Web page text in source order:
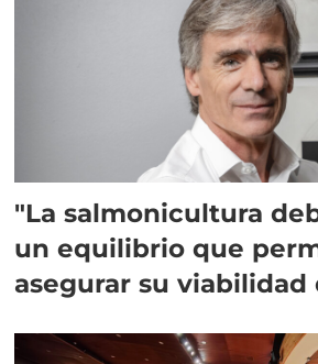
"La salmonicultura
un equilibrio que
asegurar su viabilidad